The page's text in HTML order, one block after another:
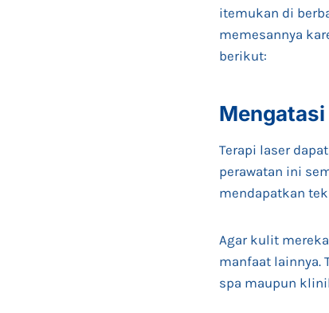
itemukan di
memesannya
berikut:
Terapi laser
perawatan ini
mendapatkan
Agar kulit
manfaat lainnya.
spa maupun